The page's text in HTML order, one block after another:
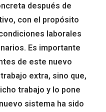
después de
con el propósito
laborales
Es importante
de este nuevo
extra, sino que,
trabajo y lo pone
sistema ha sido